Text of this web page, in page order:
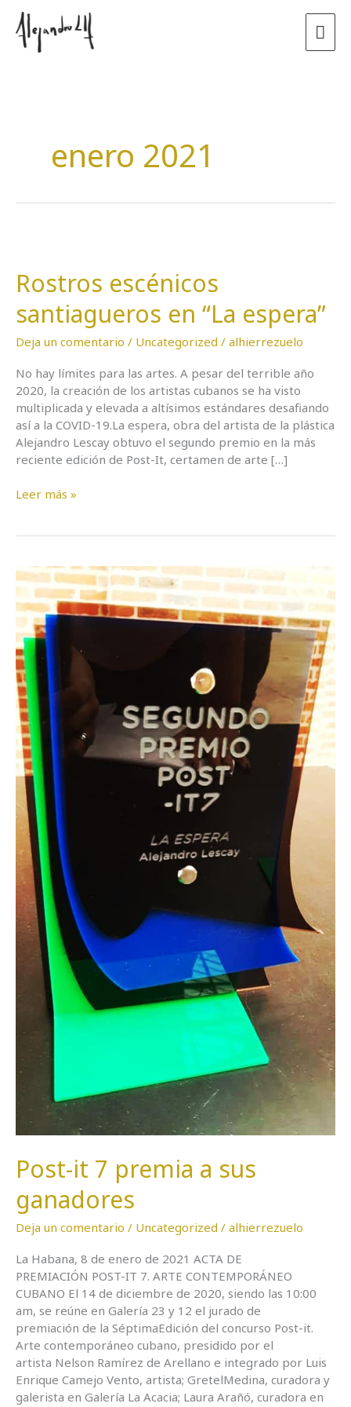
contenido
enero 2021
Rostros escénicos
santiagueros en “La espera”
Deja un comentario / Uncategorized / alhierrezuelo
No hay límites para las artes. A pesar del terrible año
2020, la creación de los artistas cubanos se ha visto
multiplicada y elevada a altísimos estándares desafiando
así a la COVID-19.La espera, obra del artista de la plástica
Alejandro Lescay obtuvo el segundo premio en la más
reciente edición de Post-It, certamen de arte […]
santiagueros
en
“La
espera”
Leer más »
Post-it 7 premia a sus
ganadores
Deja un comentario / Uncategorized / alhierrezuelo
La Habana, 8 de enero de 2021 ACTA DE
PREMIACIÓN POST-IT 7. ARTE CONTEMPORÁNEO
CUBANO El 14 de diciembre de 2020, siendo las 10:00
am, se reúne en Galería 23 y 12 el jurado de
premiación de la SéptimaEdición del concurso Post-it.
Arte contemporáneo cubano, presidido por el
artista Nelson Ramírez de Arellano e integrado por Luis
Enrique Camejo Vento, artista; GretelMedina, curadora y
galerista en Galería La Acacia; Laura Arañó, curadora en
Post-
it
7
premia
a
sus
ganadores